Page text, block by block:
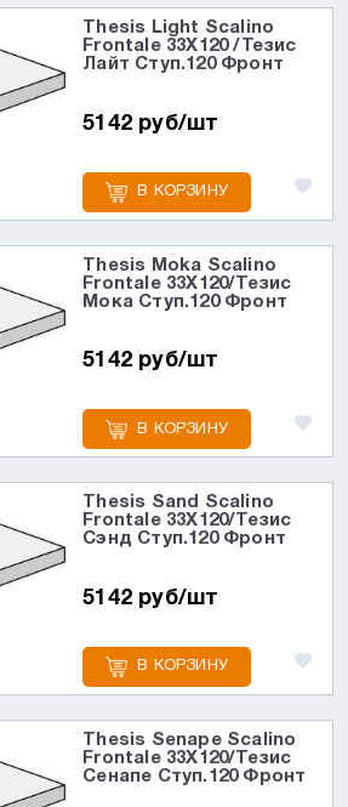
Thesis Light Scalino
Frontale 33X120 /Тезис
Лайт Ступ.120 Фронт
5142 руб/шт
В КОРЗИНУ
Thesis Moka Scalino
Frontale 33X120/Тезис
Мока Ступ.120 Фронт
5142 руб/шт
В КОРЗИНУ
Thesis Sand Scalino
Frontale 33X120/Тезис
Сэнд Ступ.120 Фронт
5142 руб/шт
В КОРЗИНУ
Thesis Senape Scalino
Frontale 33X120/Тезис
Сенапе Ступ.120 Фронт